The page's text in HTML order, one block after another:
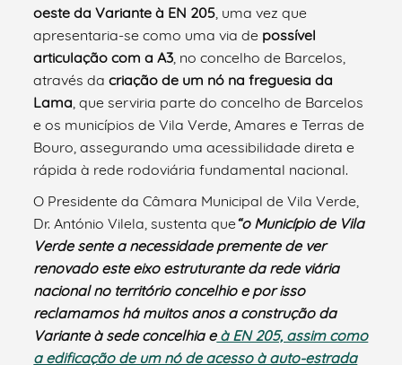
oeste da Variante à EN 205 , uma vez que
apresentaria-se como uma via de possível
articulação com a A3 , no concelho de Barcelos,
através dacriação de um nó na freguesia da
Lama , que serviria parte do concelho de Barcelos
e os municípios de Vila Verde, Amares e Terras de
Bouro, assegurando uma acessibilidade direta e
rápida à rede rodoviária fundamental nacional.
O Presidente da Câmara Municipal de Vila Verde,
Dr. António Vilela, sustenta que“o Município de Vila
Verde sente a necessidade premente de ver
renovado este eixo estruturante da rede viária
nacional no território concelhio e por isso
reclamamos há muitos anos a construção da
Variante à sede concelhia eà EN 205, assim como
a edificação de um nó de acesso à auto-estrada